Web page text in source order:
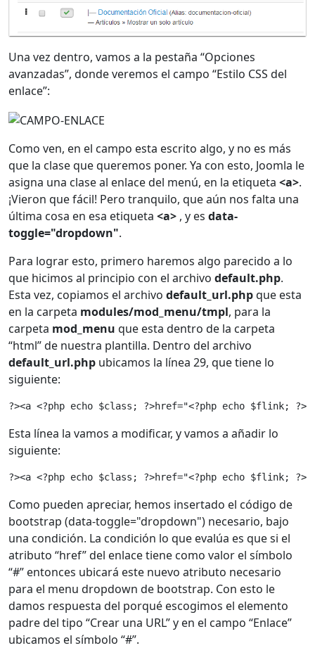
Una vez dentro, vamos a la pestaña “Opciones
avanzadas”, donde veremos el campo “Estilo CSS del
enlace”:
Como ven, en el campo esta escrito algo, y no es más
que la clase que queremos poner. Ya con esto, Joomla le
asigna una clase al enlace del menú, en la etiqueta <a>.
¡Vieron que fácil! Pero tranquilo, que aún nos falta una
última cosa en esa etiqueta <a> , y es data-
toggle="dropdown".
Para lograr esto, primero haremos algo parecido a lo
que hicimos al principio con el archivo default.php.
Esta vez, copiamos el archivo default_url.phpque esta
en la carpeta modules/mod_menu/tmpl, para la
carpeta mod_menu que esta dentro de la carpeta
“html” de nuestra plantilla. Dentro del archivo
default_url.php ubicamos la línea 29, que tiene lo
siguiente:
?><a <?php echo $class; ?>href="<?php echo $flink;
Esta línea la vamos a modificar, y vamos a añadir lo
siguiente:
?><a <?php echo $class; ?>href="<?php echo $flink;
Como pueden apreciar, hemos insertado el código de
bootstrap (data-toggle="dropdown") necesario, bajo
una condición. La condición lo que evalúa es que si el
atributo “href” del enlace tiene como valor el símbolo
“#” entonces ubicará este nuevo atributo necesario
para el menu dropdown de bootstrap. Con esto le
damos respuesta del porqué escogimos el elemento
padre del tipo “Crear una URL” y en el campo “Enlace”
ubicamos el símbolo “#”.